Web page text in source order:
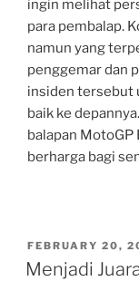
ingin melihat
para pembalap.
namun yang
penggemar dan
insiden tersebut
baik ke
balapan MotoGP
berharga bagi
POSTED
ON
FEBRUARY 20,
Menjadi